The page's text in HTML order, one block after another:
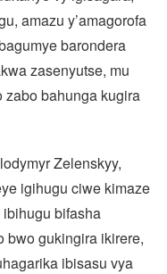
amazu y’amagorofa
barondera
zasenyutse, mu
zabo bahunga kugira
Zelenskyy,
igihugu ciwe kimaze
bifasha
bwo gukingira ikirere,
ibisasu vya